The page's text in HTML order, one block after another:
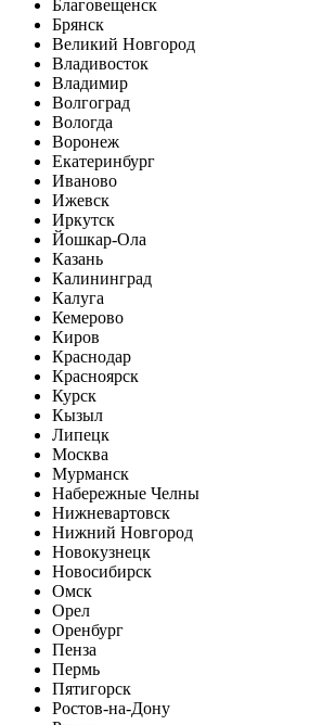
Благовещенск
Брянск
Великий Новгород
Владивосток
Владимир
Волгоград
Вологда
Воронеж
Екатеринбург
Иваново
Ижевск
Иркутск
Йошкар-Ола
Казань
Калининград
Калуга
Кемерово
Киров
Краснодар
Красноярск
Курск
Кызыл
Липецк
Москва
Мурманск
Набережные Челны
Нижневартовск
Нижний Новгород
Новокузнецк
Новосибирск
Омск
Орел
Оренбург
Пенза
Пермь
Пятигорск
Ростов-на-Дону